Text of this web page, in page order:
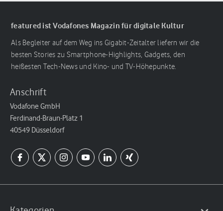
featured ist Vodafones Magazin für digitale Kultur
Als Begleiter auf dem Weg ins Gigabit-Zeitalter liefern wir die
besten Stories zu Smartphone-Highlights, Gadgets, den
heißesten Tech-News und Kino- und TV-Höhepunkte.
Anschrift
Vodafone GmbH
Ferdinand-Braun-Platz 1
40549 Düsseldorf